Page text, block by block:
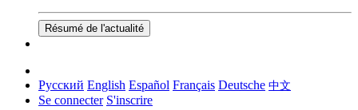
Résumé de l'actualité
Русский English Español Français Deutsche 中文
Se connecter S'inscrire